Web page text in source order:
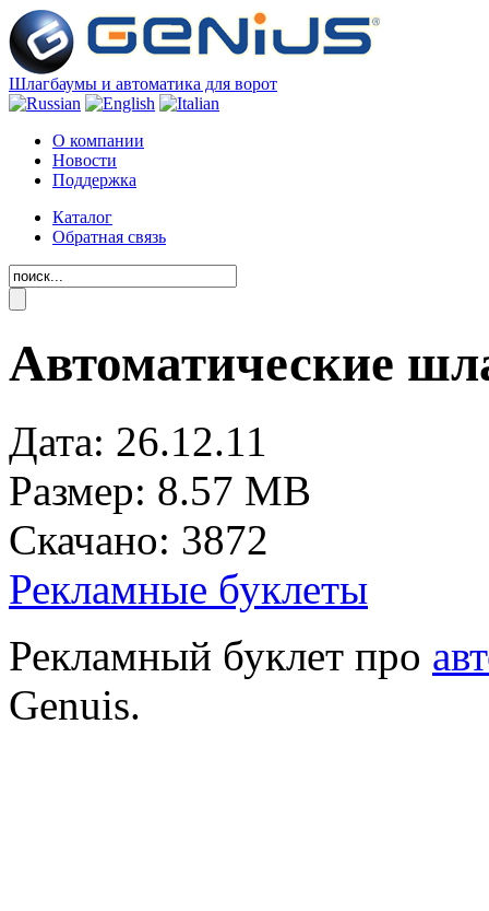
Шлагбаумы и автоматика для ворот
О компании
Новости
Поддержка
Каталог
Обратная связь
Автоматические
Дата: 26.12.11
Размер: 8.57 MB
Скачано: 3872
Рекламные буклеты
Рекламный буклет про
Genuis.